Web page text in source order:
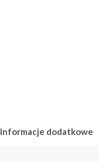
Informacje dodatkowe